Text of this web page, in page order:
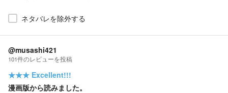
ネタバレを除外する
@musashi421
101件のレビューを投稿
★★★ Excellent!!!
漫画版から読みました。